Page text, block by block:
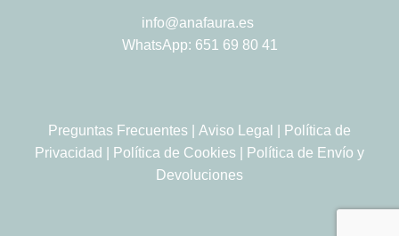
info@anafaura.es
WhatsApp: 651 69 80 41
Preguntas Frecuentes Aviso Legal
Política de
Privacidad
Política de Cookies
Política de Envío y
Devoluciones